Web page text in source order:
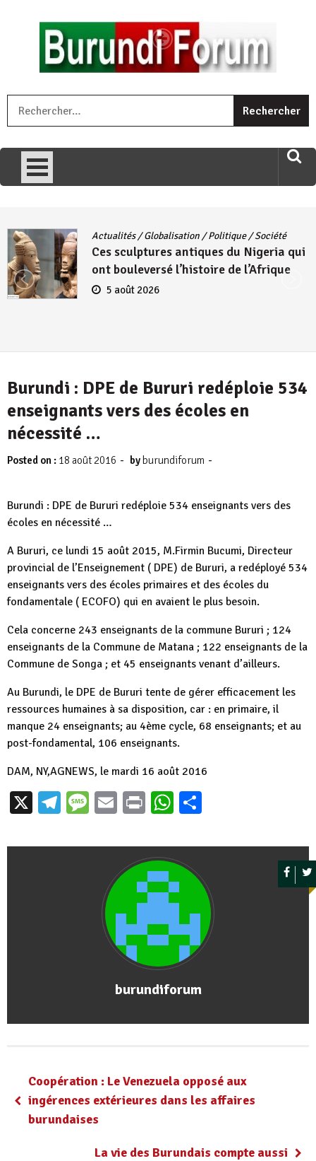
umariye umuryango wawe canke igihugu cakwibarutse .Wewe
uri ngaha ndagusigiye iki kibazo : Uriko ukora iki kugira ngo
Actualités/Globalisation /Politique/Société
Ces sculptures antiques du Nigeria qui
ont bouleversé l’histoire de l’Afrique
5 août 2026
Burundi : DPE de Bururi redéploie 534
enseignants vers des écoles en
nécessité …
Posted on : 18 août 2016 - by burundiforum -
Burundi : DPE de Bururi redéploie 534 enseignants vers des
écoles en nécessité …
A Bururi, ce lundi 15 août 2015, M.Firmin Bucumi, Directeur
provincial de l’Enseignement ( DPE) de Bururi, a redéployé 534
enseignants vers des écoles primaires et des écoles du
fondamentale ( ECOFO) qui en avaient le plus besoin.
Cela concerne 243 enseignants de la commune Bururi ; 124
enseignants de la Commune de Matana ; 122 enseignants de la
Commune de Songa ; et 45 enseignants venant d’ailleurs.
Au Burundi, le DPE de Bururi tente de gérer efficacement les
ressources humaines à sa disposition, car : en primaire, il
manque 24 enseignants; au 4ème cycle, 68 enseignants; et au
post-fondamental, 106 enseignants.
DAM, NY,AGNEWS, le mardi 16 août 2016
X Telegram
Message
EmailPrintWhatsApp
burundiforum
Coopération : Le Venezuela opposé aux
ingérences extérieures dans les affaires
burundaises
La vie des Burundais compte aussi